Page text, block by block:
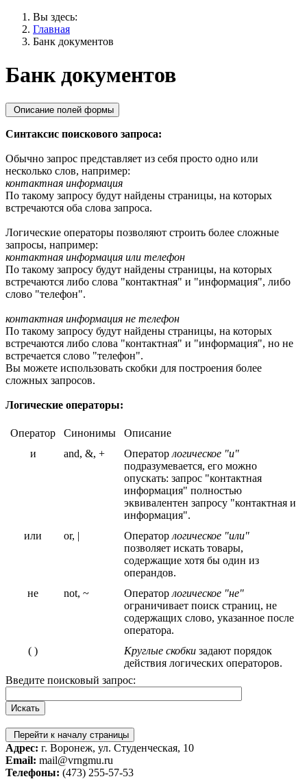
Вы здесь:
Главная
Банк документов
Банк документов
Описание полей формы
Синтаксис поискового запроса:
Обычно запрос представляет из себя просто одно или
несколько слов, например:
контактная информация
По такому запросу будут найдены страницы, на которых
встречаются оба слова запроса.
Логические операторы позволяют строить более сложные
запросы, например:
контактная информация или телефон
По такому запросу будут найдены страницы, на которых
встречаются либо слова "контактная" и "информация", либо
слово "телефон".
контактная информация не телефон
По такому запросу будут найдены страницы, на которых
встречаются либо слова "контактная" и "информация", но не
встречается слово "телефон".
Вы можете использовать скобки для построения более
сложных запросов.
Логические операторы:
Оператор Синонимы
Описание
и
and, &, + Оператор логическое "и"
подразумевается, его можно
опускать: запрос "контактная
информация" полностью
эквивалентен запросу "контактная и
информация".
или
or, | Оператор логическое "или"
позволяет искать товары,
содержащие хотя бы один из
операндов.
не
not, ~ Оператор логическое "не"
ограничивает поиск страниц, не
содержащих слово, указанное после
оператора.
( )
Круглые скобки задают порядок
действия логических операторов.
Введите поисковый запрос:
Перейти к началу страницы
Адрес: г. Воронеж, ул. Студенческая, 10
Email: mail@vrngmu.ru
Телефоны: (473) 255-57-53